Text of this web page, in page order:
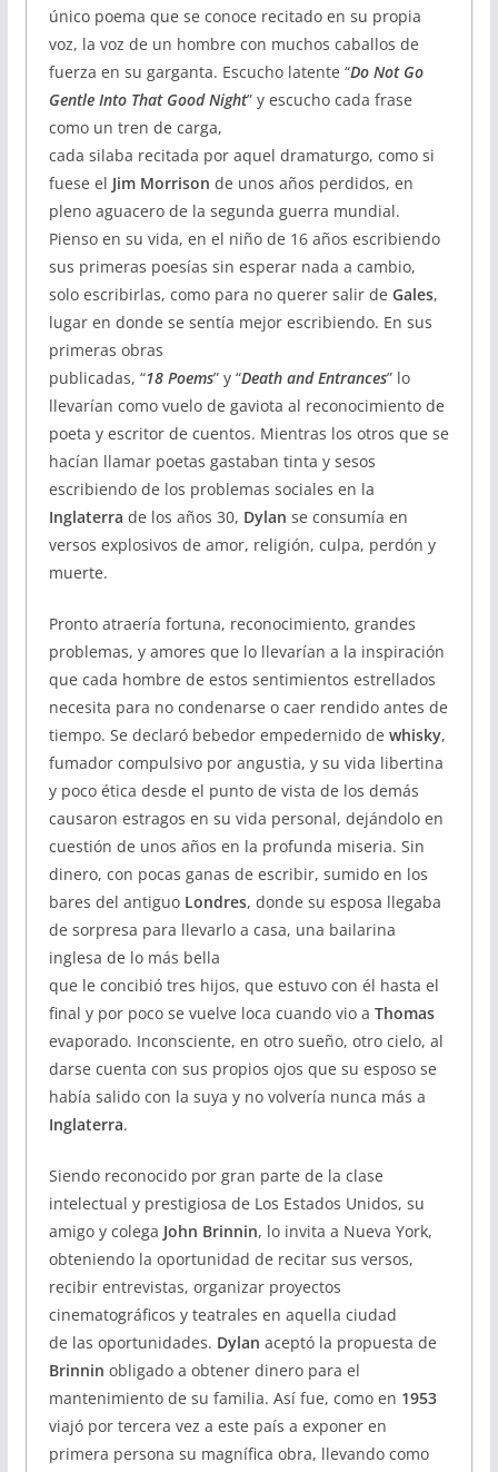
único poema que se conoce recitado en su propia
voz, la voz de un hombre con muchos caballos de
fuerza en su garganta. Escucho latente “Do Not Go
Gentle Into That Good Night” y escucho cada frase
como un tren de carga,
cada silaba recitada por aquel dramaturgo, como si
fuese el Jim Morrison de unos años perdidos, en
pleno aguacero de la segunda guerra mundial.
Pienso en su vida, en el niño de 16 años escribiendo
sus primeras poesías sin esperar nada a cambio,
solo escribirlas, como para no querer salir de Gales,
lugar en donde se sentía mejor escribiendo. En sus
primeras obras
publicadas, “18 Poems” y “Death and Entrances” lo
llevarían como vuelo de gaviota al reconocimiento de
poeta y escritor de cuentos. Mientras los otros que se
hacían llamar poetas gastaban tinta y sesos
escribiendo de los problemas sociales en la
Inglaterra de los años 30, Dylan se consumía en
versos explosivos de amor, religión, culpa, perdón y
muerte.
Pronto atraería fortuna, reconocimiento, grandes
problemas, y amores que lo llevarían a la inspiración
que cada hombre de estos sentimientos estrellados
necesita para no condenarse o caer rendido antes de
tiempo. Se declaró bebedor empedernido de whisky,
fumador compulsivo por angustia, y su vida libertina
y poco ética desde el punto de vista de los demás
causaron estragos en su vida personal, dejándolo en
cuestión de unos años en la profunda miseria. Sin
dinero, con pocas ganas de escribir, sumido en los
bares del antiguo Londres, donde su esposa llegaba
de sorpresa para llevarlo a casa, una bailarina
inglesa de lo más bella
que le concibió tres hijos, que estuvo con él hasta el
final y por poco se vuelve loca cuando vio a Thomas
evaporado. Inconsciente, en otro sueño, otro cielo, al
darse cuenta con sus propios ojos que su esposo se
había salido con la suya y no volvería nunca más a
Inglaterra.
Siendo reconocido por gran parte de la clase
intelectual y prestigiosa de Los Estados Unidos, su
amigo y colega John Brinnin, lo invita a Nueva York,
obteniendo la oportunidad de recitar sus versos,
recibir entrevistas, organizar proyectos
cinematográficos y teatrales en aquella ciudad
de las oportunidades. Dylan aceptó la propuesta de
Brinnin obligado a obtener dinero para el
mantenimiento de su familia. Así fue, como en 1953
viajó por tercera vez a este país a exponer en
primera persona su magnífica obra, llevando como